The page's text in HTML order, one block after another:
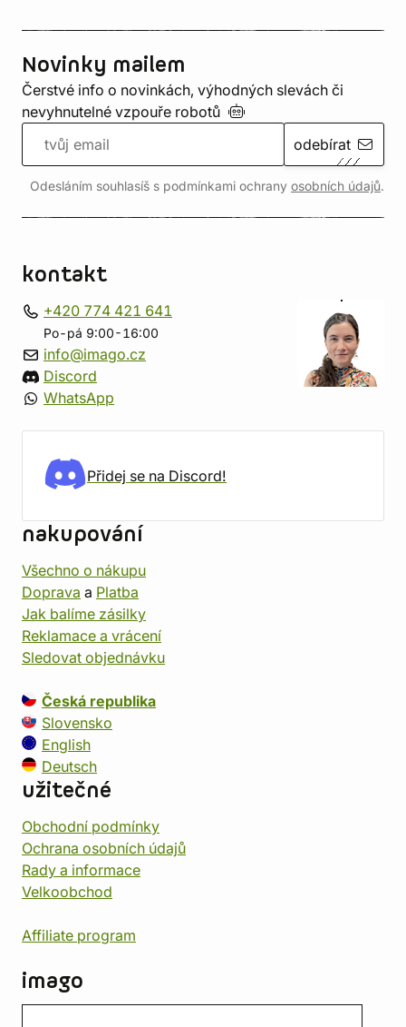
Novinky mailem
Čerstvé info o novinkách, výhodných slevách či
nevyhnutelné vzpouře robotů
odebírat
Odesláním souhlasíš s podmínkami ochrany osobních údajů.
kontakt
+420 774 421 641
Po-pá 9:00-16:00
info@imago.cz
Discord
WhatsApp
Přidej se na Discord!
nakupování
Všechno o nákupu
Doprava a Platba
Jak balíme zásilky
Reklamace a vrácení
Sledovat objednávku
Česká republika
Slovensko
English
Deutsch
užitečné
Obchodní podmínky
Ochrana osobních údajů
Rady a informace
Velkoobchod
Affiliate program
imago